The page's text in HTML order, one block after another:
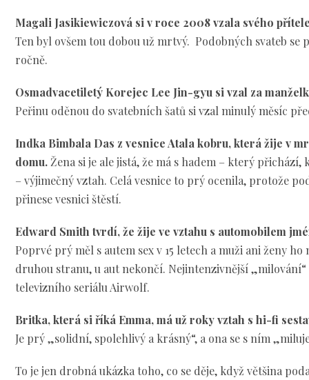
Magali Jasikiewiczová si v roce 2008 vzala svého
Ten byl ovšem tou dobou už mrtvý. Podobných svateb se
ročně.
Osmadvacetiletý Korejec Lee Jin-gyu si vzal za
Peřinu oděnou do svatebních šatů si vzal minulý měsíc
Indka Bimbala Das z vesnice Atala kobru, která žije v
domu. Žena si je ale jistá, že má s hadem – který přichází,
– výjimečný vztah. Celá vesnice to prý ocenila, protože
přinese vesnici štěstí.
Edward Smith tvrdí, že žije ve vztahu s automobilem
Poprvé prý měl s autem sex v 15 letech a muži ani ženy
druhou stranu, u aut nekončí. Nejintenzivnější
televizního seriálu Airwolf.
Britka, která si říká Emma, má už roky vztah s hi-fi
Je prý „solidní, spolehlivý a krásný“, a ona se s ním
To je jen drobná ukázka toho, co se děje, když většina